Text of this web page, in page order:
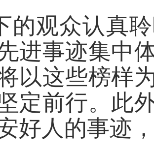
的观众认真
进事迹集中
以这些榜样
定前行。此
好人的事迹